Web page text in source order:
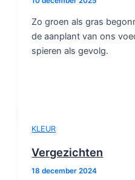
Zo groen als gras
de aanplant van ons
spieren als gevolg.
KLEUR
Vergezichten
18 december 2024